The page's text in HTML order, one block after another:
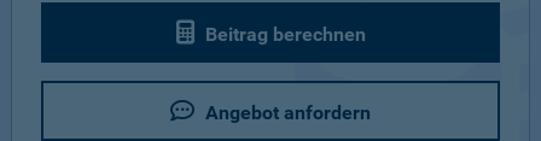
Beitrag berechnen
Angebot anfordern